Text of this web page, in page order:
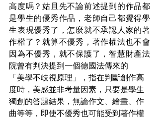
高度嗎？姑且先不論前述提到的作品都
是學生的優秀作品，老師自己都覺得學
生表現優秀了，怎麼就不承認人家的著
作權了？就算不優秀，著作權法也不會
因為不優秀，就不保護了，智慧財產法
院曾有判決提到一個德國法傳來的
「美學不歧視原理」，指在判斷創作高
度時，美感並非考量因素，只要是學生
獨創的答題結果，無論作文、繪畫、作
曲等等，即使不優秀也可能受到著作權